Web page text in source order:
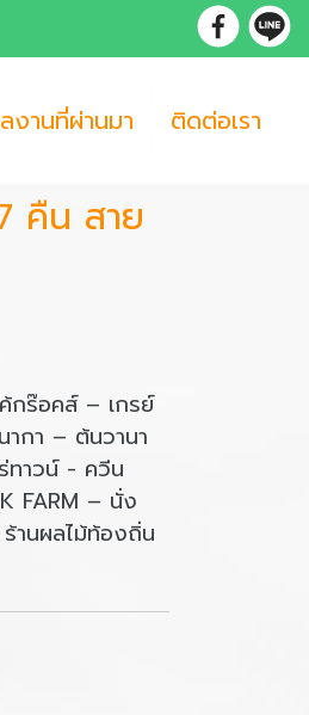
งานที่ผ่านมา ติดต่อเรา
คืน สาย
กร๊อคส์ – เกรย์
ากา – ต้นวานา
ทาวน์ - ควีน
FARM – นั่ง
านผลไม้ท้องถิ่น